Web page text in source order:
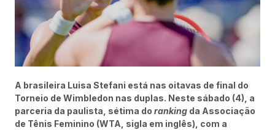
A brasileira Luisa Stefani está nas oitavas de final do
Torneio de Wimbledon nas duplas. Neste sábado (4), a
parceria da paulista, sétima do ranking da Associação
de Tênis Feminino (WTA, sigla em inglês), com a